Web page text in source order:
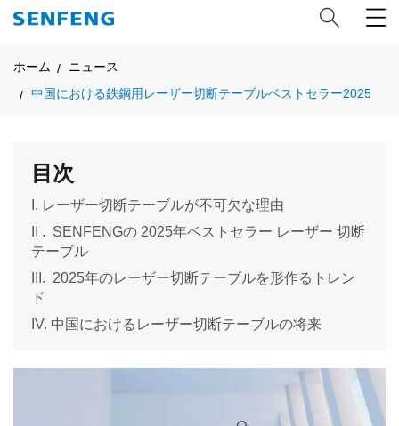
ホーム
ニュース
中国における鉄鋼用レーザー切断テーブルベストセラー2025
目次
I. レーザー切断テーブルが不可欠な理由
II . SENFENGの 2025年ベストセラー レーザー 切断
テーブル
III. 2025年のレーザー切断テーブルを形作るトレン
ド
IV. 中国におけるレーザー切断テーブルの将来